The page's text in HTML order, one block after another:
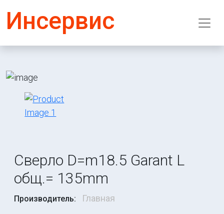
Инсервис
Сверло D=m18.5 Garant L
общ.= 135mm
Производитель: Главная